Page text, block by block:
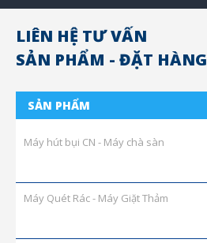
LIÊN HỆ TƯ VẤN
SẢN PHẨM - ĐẶT HÀNG
SẢN PHẨM
Máy hút bụi CN - Máy chà sàn
Máy Quét Rác - Máy Giặt Thảm